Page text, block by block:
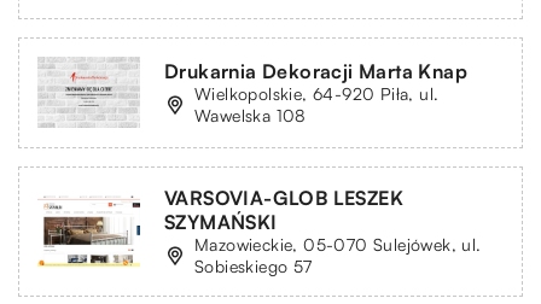
Drukarnia Dekoracji Marta Knap
Wielkopolskie, 64-920 Piła, ul.
Wawelska 108
VARSOVIA-GLOB LESZEK
SZYMAŃSKI
Mazowieckie, 05-070 Sulejówek, ul.
Sobieskiego 57